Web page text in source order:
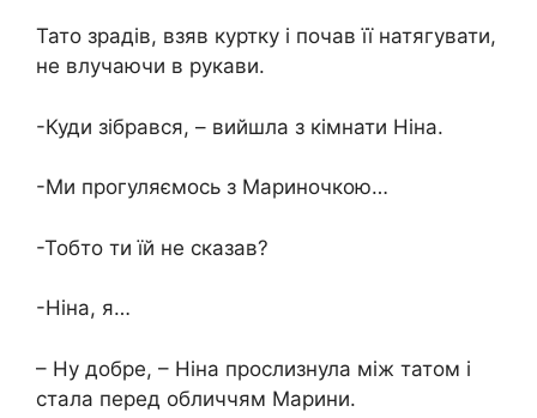
Тато зрадів, взяв куртку і почав її натягувати,
не влучаючи в рукави.
-Куди зібрався, – вийшла з кімнати Ніна.
-Ми прогуляємось з Мариночкою…
-Тобто ти їй не сказав?
-Ніна, я…
– Ну добре, – Ніна прослизнула між татом і
стала перед обличчям Марини.